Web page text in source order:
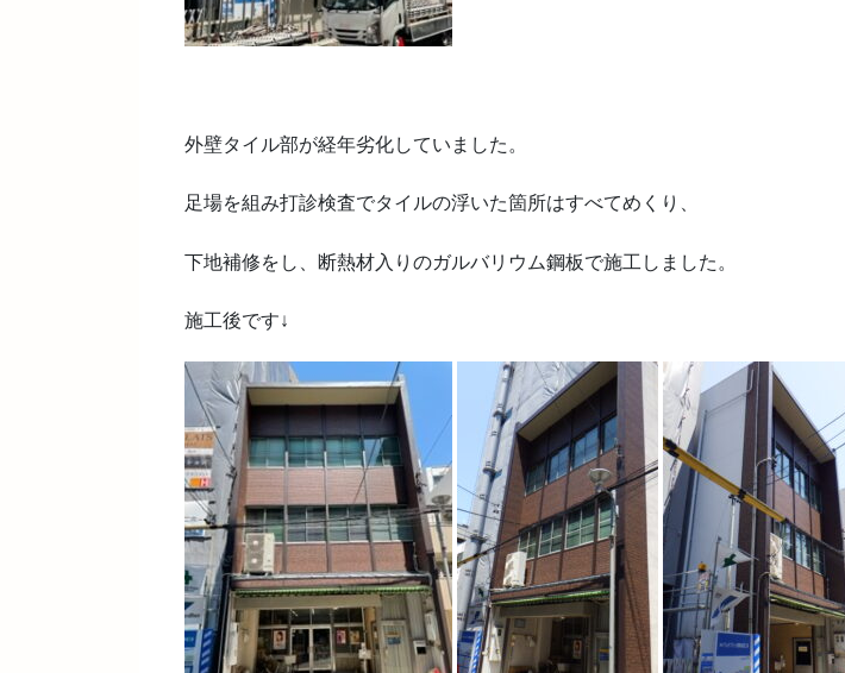
外壁タイル部が経年劣化していました。
足場を組み打診検査でタイルの浮いた箇所はすべてめくり、
下地補修をし、断熱材入りのガルバリウム鋼板で施工しました。
施工後です↓